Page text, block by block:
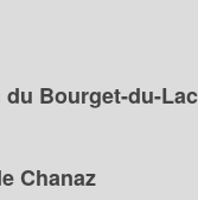
du Bourget-du-Lac
Chanaz